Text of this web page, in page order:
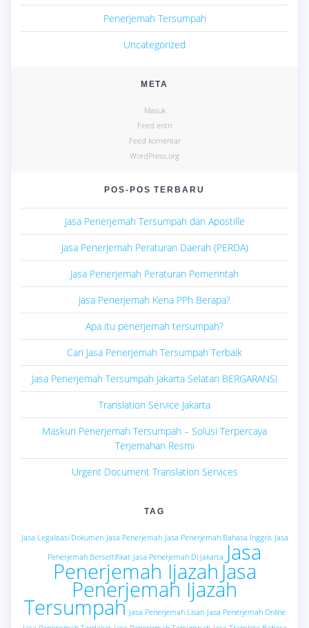
Penerjemah Tersumpah
Uncategorized
META
Masuk
Feed entri
Feed komentar
WordPress.org
POS-POS TERBARU
Jasa Penerjemah Tersumpah dan Apostille
Jasa Penerjemah Peraturan Daerah (PERDA)
Jasa Penerjemah Peraturan Pemerintah
Jasa Penerjemah Kena PPh Berapa?
Apa itu penerjemah tersumpah?
Cari Jasa Penerjemah Tersumpah Terbaik
Jasa Penerjemah Tersumpah Jakarta Selatan BERGARANSI
Translation Service Jakarta
Maskuri Penerjemah Tersumpah – Solusi Terpercaya
Terjemahan Resmi
Urgent Document Translation Services
TAG
Jasa Legalisasi Dokumen Jasa Penerjemah Jasa Penerjemah Bahasa Inggris Jasa
Penerjemah Bersertifikat Jasa Penerjemah Di Jakarta Jasa
Penerjemah Ijazah Jasa
Penerjemah Ijazah
Tersumpah Jasa Penerjemah Lisan Jasa Penerjemah Online